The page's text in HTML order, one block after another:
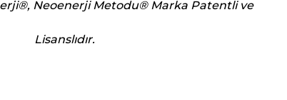
Neoenerji Metodu®️ Marka Patentli ve
Lisanslıdır.